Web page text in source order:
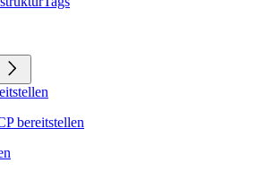
bereitstellen